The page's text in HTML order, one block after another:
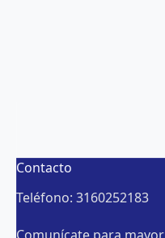
Contacto
Teléfono: 3160252183